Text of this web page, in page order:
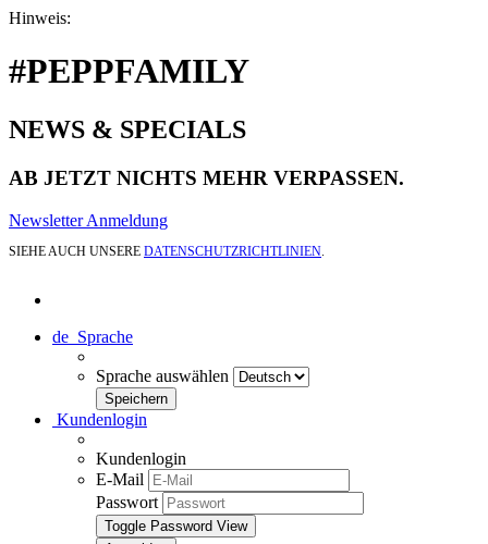
Hinweis:
#PEPPFAMILY
NEWS & SPECIALS
AB JETZT NICHTS MEHR VERPASSEN.
Newsletter Anmeldung
SIEHE AUCH UNSERE DATENSCHUTZRICHTLINIEN
de Sprache
Sprache auswählen
Kundenlogin
Kundenlogin
E-Mail
Passwort
Toggle Password View